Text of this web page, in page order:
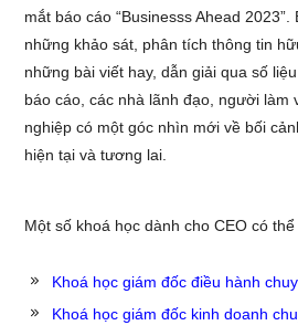
mắt báo cáo “Businesss Ahead
những khảo sát, phân tích thông tin
những bài viết hay, dẫn giải qua số
báo cáo, các nhà lãnh đạo, người làm
nghiệp có một góc nhìn mới về bối
hiện tại và tương lai.
Một số khoá học dành cho CEO có
Khoá học giám đốc điều hành
Khoá học giám đốc kinh doanh